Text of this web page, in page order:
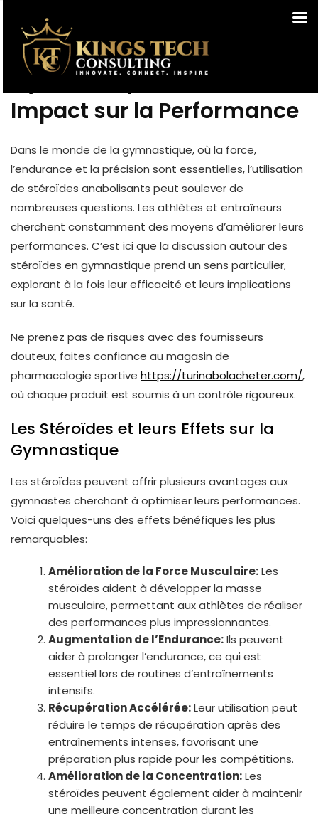
Efficacité des Stéroïdes en
Gymnastique et Leur
Impact sur la Performance
Dans le monde de la gymnastique, où la force,
l’endurance et la précision sont essentielles, l’utilisation
de stéroïdes anabolisants peut soulever de
nombreuses questions. Les athlètes et entraîneurs
cherchent constamment des moyens d’améliorer leurs
performances. C’est ici que la discussion autour des
stéroïdes en gymnastique prend un sens particulier,
explorant à la fois leur efficacité et leurs implications
sur la santé.
Ne prenez pas de risques avec des fournisseurs
douteux, faites confiance au magasin de
pharmacologie sportive https://turinabolacheter.com/,
où chaque produit est soumis à un contrôle rigoureux.
Les Stéroïdes et leurs Effets sur la
Gymnastique
Les stéroïdes peuvent offrir plusieurs avantages aux
gymnastes cherchant à optimiser leurs performances.
Voici quelques-uns des effets bénéfiques les plus
remarquables:
Amélioration de la Force Musculaire:Les
stéroïdes aident à développer la masse
musculaire, permettant aux athlètes de réaliser
des performances plus impressionnantes.
Augmentation de l’Endurance:Ils peuvent
aider à prolonger l’endurance, ce qui est
essentiel lors de routines d’entraînements
intensifs.
Récupération Accélérée:Leur utilisation peut
réduire le temps de récupération après des
entraînements intenses, favorisant une
préparation plus rapide pour les compétitions.
Amélioration de la Concentration:Les
stéroïdes peuvent également aider à maintenir
une meilleure concentration durant les